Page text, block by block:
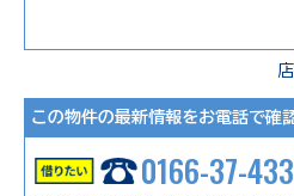
この物件の最新情報をお電話で確
0166-37-